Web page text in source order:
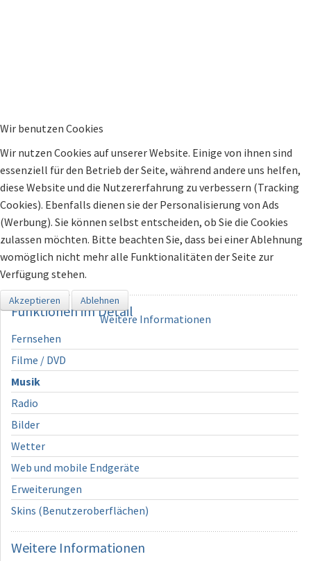
Funktionenim Detail
Fernsehen
Filme / DVD
Musik
Radio
Bilder
Wetter
Web und mobile Endgeräte
Erweiterungen
Skins (Benutzeroberflächen)
Weitere Informationen
Wir benutzen Cookies
Wir nutzen Cookies auf unserer Website. Einige von ihnen sind
essenziell für den Betrieb der Seite, während andere uns helfen,
diese Website und die Nutzererfahrung zu verbessern (Tracking
Cookies). Ebenfalls dienen sie der Personalisierung von Ads
(Werbung). Sie können selbst entscheiden, ob Sie die Cookies
zulassen möchten. Bitte beachten Sie, dass bei einer Ablehnung
womöglich nicht mehr alle Funktionalitäten der Seite zur
Verfügung stehen.
Akzeptieren Ablehnen
Weitere Informationen